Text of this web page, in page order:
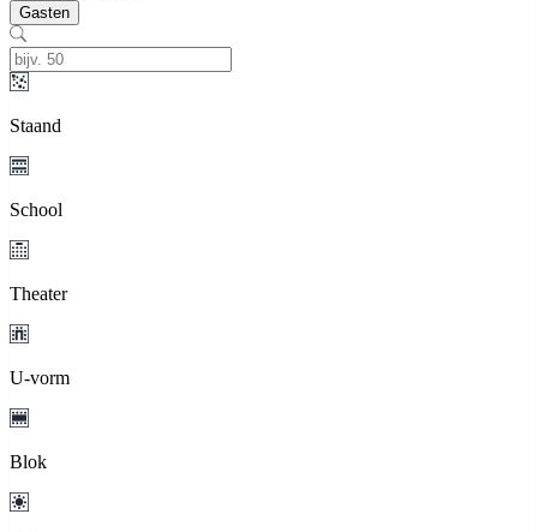
Gasten
Staand
School
Theater
U-vorm
Blok